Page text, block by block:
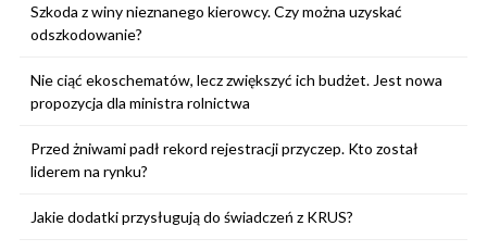
Szkoda z winy nieznanego kierowcy. Czy można uzyskać
odszkodowanie?
Nie ciąć ekoschematów, lecz zwiększyć ich budżet. Jest nowa
propozycja dla ministra rolnictwa
Przed żniwami padł rekord rejestracji przyczep. Kto został
liderem na rynku?
Jakie dodatki przysługują do świadczeń z KRUS?